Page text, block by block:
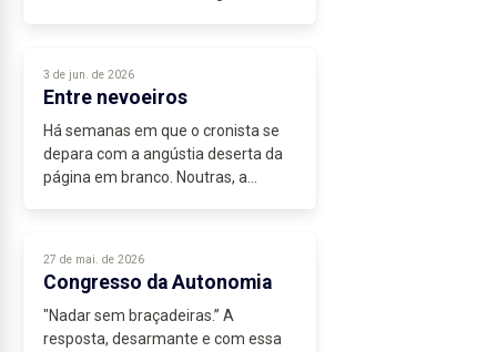
republicana...
3 de jun. de 2026
Entre nevoeiros
Há semanas em que o cronista se
depara com a angústia deserta da
página em branco. Noutras, a
Na...
27 de mai. de 2026
Congresso da Autonomia
"Nadar sem braçadeiras.” A
resposta, desarmante e com essa